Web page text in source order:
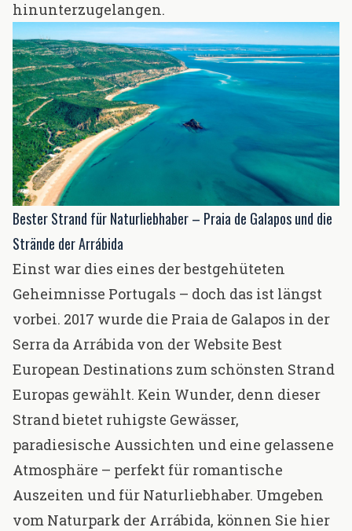
hinunterzugelangen.
Bester Strand für Naturliebhaber – Praia de Galapos und die
Strände der Arrábida
Einst war dies eines der bestgehüteten
Geheimnisse Portugals – doch das ist längst
vorbei. 2017 wurde die Praia de Galapos in der
Serra da Arrábida von der Website Best
European Destinations zum schönsten Strand
Europas gewählt. Kein Wunder, denn dieser
Strand bietet ruhigste Gewässer,
paradiesische Aussichten und eine gelassene
Atmosphäre – perfekt für romantische
Auszeiten und für Naturliebhaber. Umgeben
vom Naturpark der Arrábida, können Sie hier